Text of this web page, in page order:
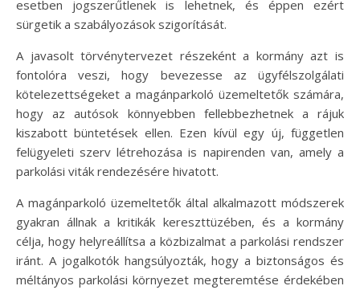
esetben jogszerűtlenek is lehetnek, és éppen ezért
sürgetik a szabályozások szigorítását.
A javasolt törvénytervezet részeként a kormány azt is
fontolóra veszi, hogy bevezesse az ügyfélszolgálati
kötelezettségeket a magánparkoló üzemeltetők számára,
hogy az autósok könnyebben fellebbezhetnek a rájuk
kiszabott büntetések ellen. Ezen kívül egy új, független
felügyeleti szerv létrehozása is napirenden van, amely a
parkolási viták rendezésére hivatott.
A magánparkoló üzemeltetők által alkalmazott módszerek
gyakran állnak a kritikák kereszttüzében, és a kormány
célja, hogy helyreállítsa a közbizalmat a parkolási rendszer
iránt. A jogalkotók hangsúlyozták, hogy a biztonságos és
méltányos parkolási környezet megteremtése érdekében